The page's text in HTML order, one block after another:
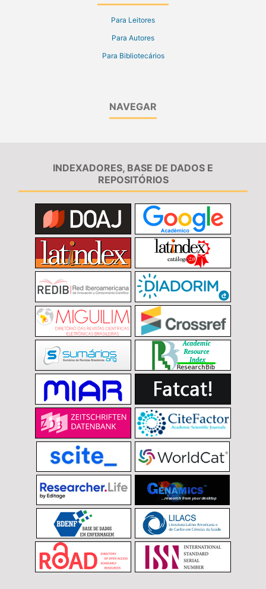
Para Leitores
Para Autores
Para Bibliotecários
NAVEGAR
INDEXADORES, BASE DE DADOS E
REPOSITÓRIOS